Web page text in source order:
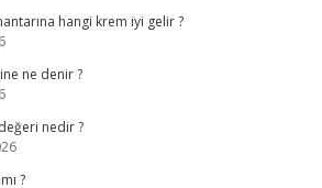
hangi krem iyi gelir ?
ne denir ?
nedir ?
?